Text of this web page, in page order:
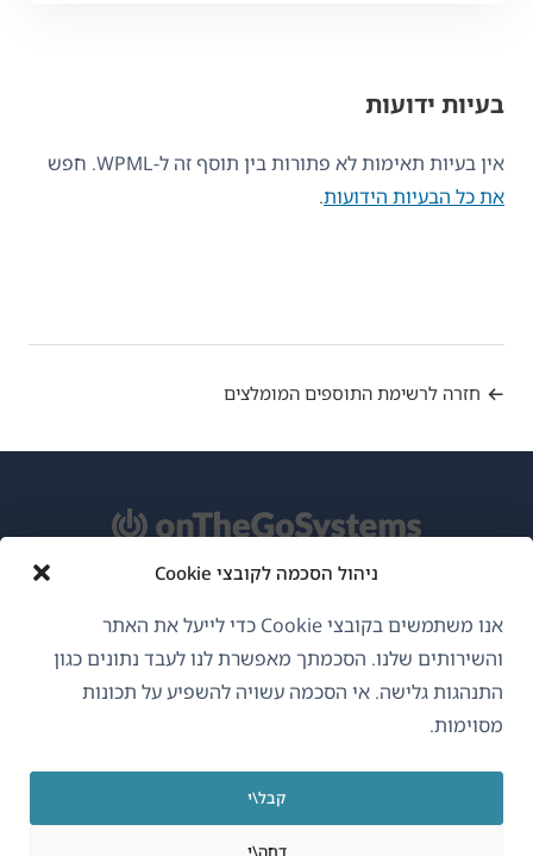
ניהול הסכמה לקובצי Cookie
אנו משתמשים בקובצי Cookie כדי לייעל את האתר
והשירותים שלנו. הסכמתך מאפשרת לנו לעבד נתונים כגון
התנהגות גלישה. אי הסכמה עשויה להשפיע על תכונות
מסוימות.
קבל\י
דחה\י
בעיות ידועות
אין בעיות תאימות לא פתורות בין תוסף זה ל-WPML. חפש
את כל הבעיות הידועות.
חזרה לרשימת התוספים המומלצים
עברית
GDPR ומדיניות פרטיות
הצטרף לצוות שלנו(נפתח
בחלון
חדש)
בחלון
חדש)
בחלון